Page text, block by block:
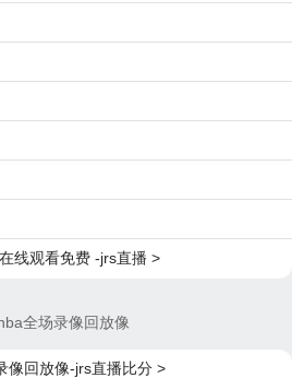
线观看免费 -jrs直播 >
全场录像回放像
像回放像-jrs直播比分 >